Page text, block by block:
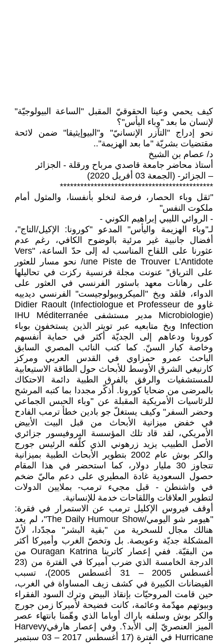
كيف يحمي وعينا الحقوقيّ المقبل "الساعة البيولوجيّة"
لإنسان ما بعد "وباء اليأس"؟
نحو إدراج "التآزر الإنسانيّ" و"البيوإيثيقا" ضمن لائحة
مقتضيات بشريّة "ما بعد الهزيمة"..
د/ عصام بن الشيخ
أستاذ محاضر جامعة قاصدي مرباح ورقلة - الجزائر
– الجزائر- (الجمعة 03 أفريل 2020)
*********************************************
"ثقل وباء الحصار، فرصة لنخلو بأنفسنا، والمثول أمام
ملكوت النفس"
- الروائي الليبي إبراهيم الكوني -
لـ"وباء الهزيمة واليأس" المدعو "كورونا: الإكيل/التاج"،
أفضال جانبية غير مرئية بالوضوح الكافي، رغم عدم
عثورنا على اللقاح المناسب له إلى حدّ الساعة، "Vers
une Piste de Trouver L’Antidote/ نحو مسار للعثور
على الترياق" عنونت مجلة فرنسية ركزت في تحاليلها
على رهانات معهد باستور الفرنسي في العثور على
الدواء، فلقد وبخ "الميكروبيولوجيست" الفرنسي ديدييه
غاوو Didier Raoult (Infectiologue et Professeur de
Microbiologie) مدير مستشفى IHU Méditerranée
Infection وبخ متابعيه عبر تويتر الذين يستخفون بوباء
كورونا ودعاهم إلى الجديّة أكثر في حماية أنفسهم
وخاصة كبار السنّ. كما كتب النائب المصري السابق
الباحث عمرو حمزاوي في القدس العربي ومركز
كارنيغي الشرق الأوسط للأبحاث حول الطاقة الاستيعابية
للمستشفيات والرفق بالفرق الطبية دائمة الاحتكاك
بالمرضى من ضحايا كورونا. أذكّر مجددا بما كتبه المرشح
للرئاسيات الأمريكية المقبلة عن "وباء الحبس الجماعي
وحضر السفر" وكيف يستغلّ جو بادين خطأ ترمب الفادح
في خفض ميزانية الأبحاث من قبل البيت الأبيض
الأمريكي، لقد قاد تلك المؤسسة البروفيسور جزائري
الأصل الطبيب يزيد زرهوني الذي كلّفه الرئيس جورج
والكر بوش عام 2002 بتطوير الأبحاث الطبية بميزانية
تتجاوز 30 مليار دولار، كما استحضر في هذا المقام
حصول السعودية غادة المطيري على دعم ماليّ ضخم
في واشنطن - قبل مجيء ترمب- بملايين الدولات
لتطوير العلاقات واللقاحات خدمة للإنسانية.
أوقف فيروس الإكليل ترمب عن الاستمرار في فقرة:
"هيومر شو اليومي/The Daily Humour Show"، لم يعد
هنالك مجال للسخرية من "بقية البشر" مجدّدا، لأنّ
المشكلة جديّة وعويصة. بل وتخصّ الغرب وأميركا أكثر
من البقيّة. ففي إعصار كاترينا Ouragan Katrina من
الدرجة الخامسة الذي ضرب أميركا في الفترة من (23
أغسطس 2005 – 31 أغسطس 2005)، تسبب
الفيضانات الكبيرة في كشف زيف المساواة في الغرب،
حين قامت المروحيّات بإنقاذ البيض وترك السود الفقراء
وبيوتهم مهدّمة وعائمة، كانت فضيحة لأميركا زمن جورج
والكر بوش وسلفه باراك أوباما الذي وهّمنا بانتهاء عصر
الميز العنصريّ إلى الأبد؟. وفي إعصار هارفيHarvevy
Hurricane في الفترة (17 أغسطس 2017 – 03 سبتمبر